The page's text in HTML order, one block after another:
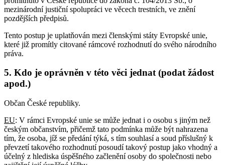
mezinárodní justiční spolupráci ve věcech trestních, ve znění
pozdějších předpisů.
Tento postup je uplatňován mezi členskými státy Evropské unie,
které již promítly citované rámcové rozhodnutí do svého národního
práva.
5. Kdo je oprávněn v této věci jednat (podat žádost
apod.)
Občan České republiky.
EU: V rámci Evropské unie se může jednat i o osobu s jiným než
českým občanstvím, přičemž tato podmínka může být nahrazena
tím, že osoba, jíž se předání týká, s tím souhlasí a soud příslušný k
převzetí takového rozhodnutí posoudí takový postup jako vhodný a
účelný z hlediska úspěšného začlenění osoby do společnosti nebo